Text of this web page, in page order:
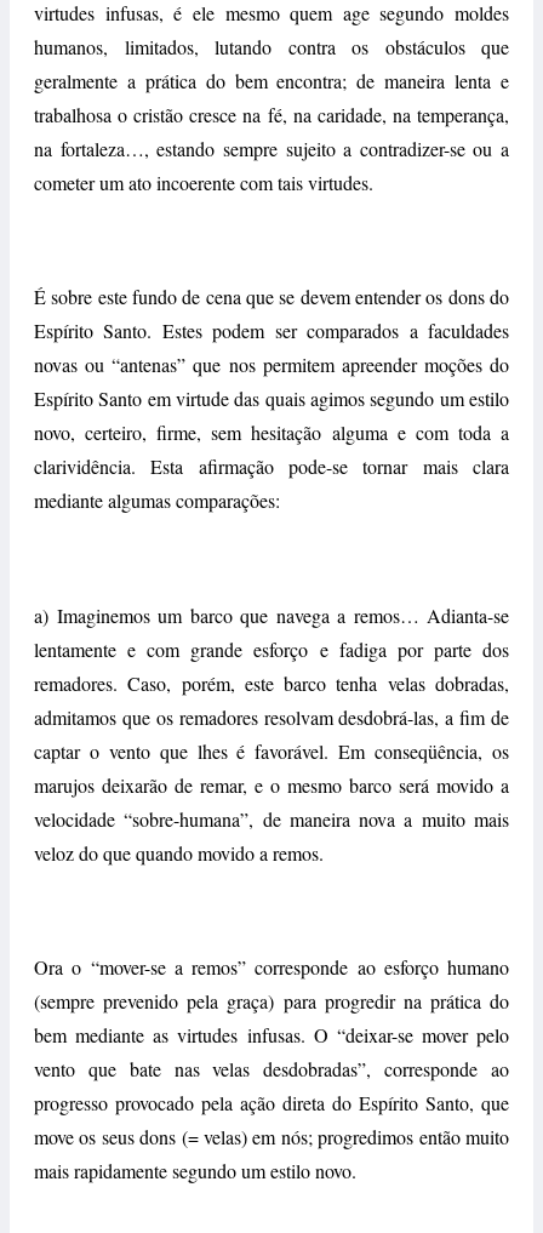
virtudes infusas, é ele mesmo quem age segundo moldes
humanos, limitados, lutando contra os obstáculos que
geralmente a prática do bem encontra; de maneira lenta e
trabalhosa o cristão cresce na fé, na caridade, na temperança,
na fortaleza…, estando sempre sujeito a contradizer-se ou a
cometer um ato incoerente com tais virtudes.
É sobre este fundo de cena que se devem entender os dons do
Espírito Santo. Estes podem ser comparados a faculdades
novas ou “antenas” que nos permitem apreender moções do
Espírito Santo em virtude das quais agimos segundo um estilo
novo, certeiro, firme, sem hesitação alguma e com toda a
clarividência. Esta afirmação pode-se tornar mais clara
mediante algumas comparações:
a) Imaginemos um barco que navega a remos… Adianta-se
lentamente e com grande esforço e fadiga por parte dos
remadores. Caso, porém, este barco tenha velas dobradas,
admitamos que os remadores resolvam desdobrá-las, a fim de
captar o vento que lhes é favorável. Em conseqüência, os
marujos deixarão de remar, e o mesmo barco será movido a
velocidade “sobre-humana”, de maneira nova a muito mais
veloz do que quando movido a remos.
Ora o “mover-se a remos” corresponde ao esforço humano
(sempre prevenido pela graça) para progredir na prática do
bem mediante as virtudes infusas. O “deixar-se mover pelo
vento que bate nas velas desdobradas”, corresponde ao
progresso provocado pela ação direta do Espírito Santo, que
move os seus dons (= velas) em nós; progredimos então muito
mais rapidamente segundo um estilo novo.